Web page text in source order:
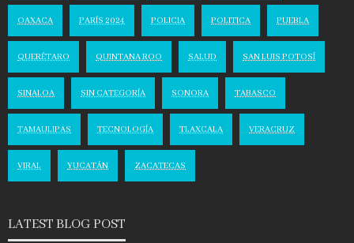
OAXACA PARÍS 2024 POLICIA POLITICA PUEBLA
QUERÉTARO QUINTANA ROO SALUD SAN LUIS POTOSÍ
SINALOA SIN CATEGORÍA SONORA TABASCO
TAMAULIPAS TECNOLOGÍA TLAXCALA VERACRUZ
VIRAL YUCATÁN ZACATECAS
LATEST BLOG POST